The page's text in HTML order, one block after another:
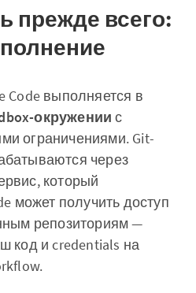
прежде всего:
Code выполняется в
окружении с
ограничениями. Git-
через
который
может получить доступ
репозиториям —
код и credentials на